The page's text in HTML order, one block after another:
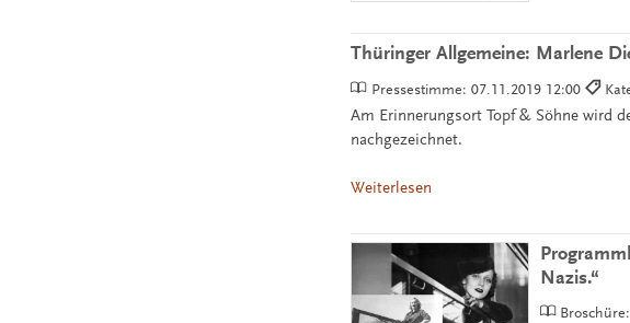
Thüringer Allgemeine: Marlene
Pressestimme: 07.11.2019 12:00
Am Erinnerungsort Topf & Söhne wird
nachgezeichnet.
Weiterlesen
Nazis.“
Broschüre: